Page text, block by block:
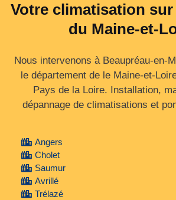
Votre climatisation
du Maine-et-
Nous intervenons à Beaupréau-en-
le département de le
Pays de la Loire. Installation,
dépannage de climatisations et
Angers
Cholet
Saumur
Avrillé
Trélazé